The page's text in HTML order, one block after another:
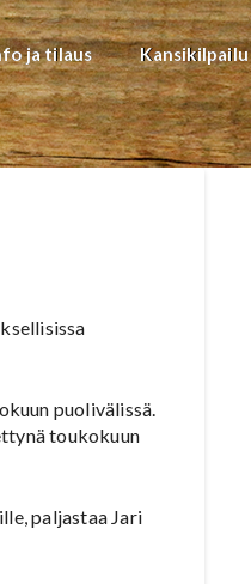
ja tilaus Kansikilpailu
puolivälissä.
toukokuun
paljastaa Jari